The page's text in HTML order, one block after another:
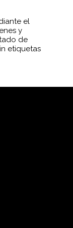
el
y
de
etiquetas